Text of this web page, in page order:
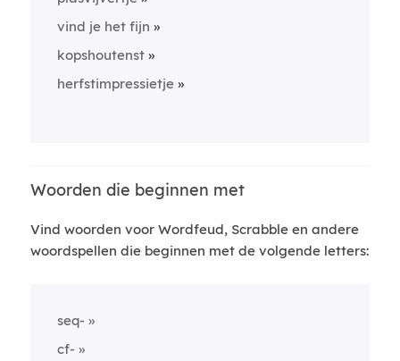
vind je het fijn
kopshoutenst
herfstimpressietje
Woorden die beginnen met
Vind woorden voor Wordfeud, Scrabble en andere
woordspellen die beginnen met de volgende letters:
seq-
cf-